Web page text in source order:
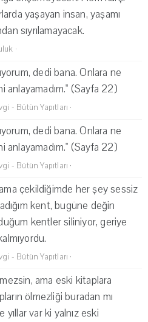
yaşayan insan, yaşamı
sıyrılamayacak.
·
dedi bana. Onlara ne
anlayamadım." (Sayfa 22)
- Bütün Yapıtları ·
dedi bana. Onlara ne
anlayamadım." (Sayfa 22)
- Bütün Yapıtları ·
çekildiğimde her şey sessiz
kent, bugüne değin
kentler siliniyor, geriye
- Bütün Yapıtları ·
ama eski kitaplara
ölmezliği buradan mı
var ki yalnız eski